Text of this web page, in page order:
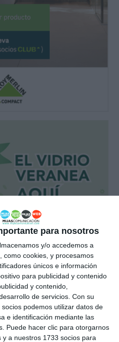
para nosotros
y/o accedemos a
como cookies, y procesamos
únicos e información
para publicidad y contenido
y contenido,
de servicios. Con su
podemos utilizar datos de
e identificación mediante las
Puede hacer clic para otorgarnos
a nuestros 1733 socios para